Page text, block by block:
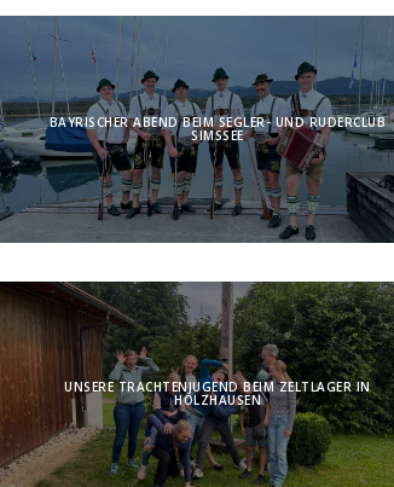
BAYRISCHER ABEND BEIM SEGLER- UND RUDERCLUB
SIMSSEE
UNSERE TRACHTENJUGEND BEIM ZELTLAGER IN
HOLZHAUSEN